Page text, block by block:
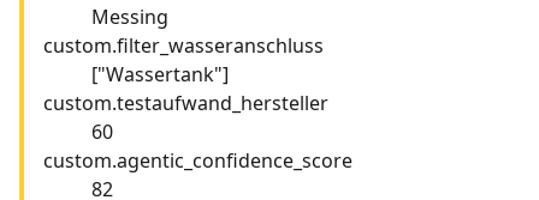
Messing
custom.filter_wasseranschluss
["Wassertank"]
custom.testaufwand_hersteller
60
custom.agentic_confidence_score
82